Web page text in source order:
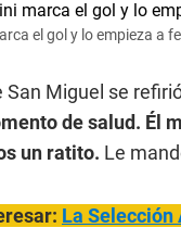
el gol y lo empieza a
San Miguel se
de salud. Él m
un ratito. Le
La Selección